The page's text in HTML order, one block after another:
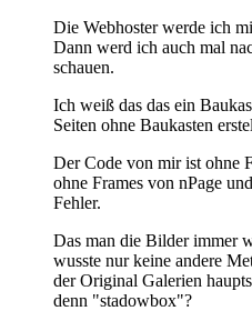
Die Webhoster werde ich
Dann werd ich auch mal
schauen.
Ich weiß das das ein
Seiten ohne Baukasten
Der Code von mir ist ohne
ohne Frames von nPage
Fehler.
Das man die Bilder immer
wusste nur keine andere
der Original Galerien
denn "stadowbox"?